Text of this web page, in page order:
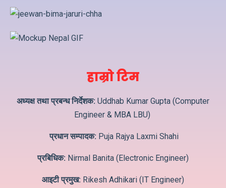
हाम्रो टिम
अध्यक्ष तथा प्रबन्ध निर्देशक: Uddhab Kumar Gupta (Computer
Engineer & MBA LBU)
प्रधान सम्पादक: Puja Rajya Laxmi Shahi
प्रबिधिक: Nirmal Banita (Electronic Engineer)
आइटी प्रमुख: Rikesh Adhikari (IT Engineer)